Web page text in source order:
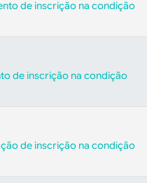
de inscrição na condição
de inscrição na condição
de inscrição na condição